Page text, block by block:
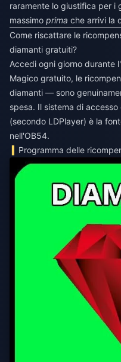
raramente lo giustifica per i
massimo prima che arrivi la
Come riscattare le
diamanti gratuiti?
Accedi ogni giorno durante
Magico gratuito, le
diamanti — sono
spesa. Il sistema di
(secondo LDPlayer) è la
nell'OB54.
Programma delle